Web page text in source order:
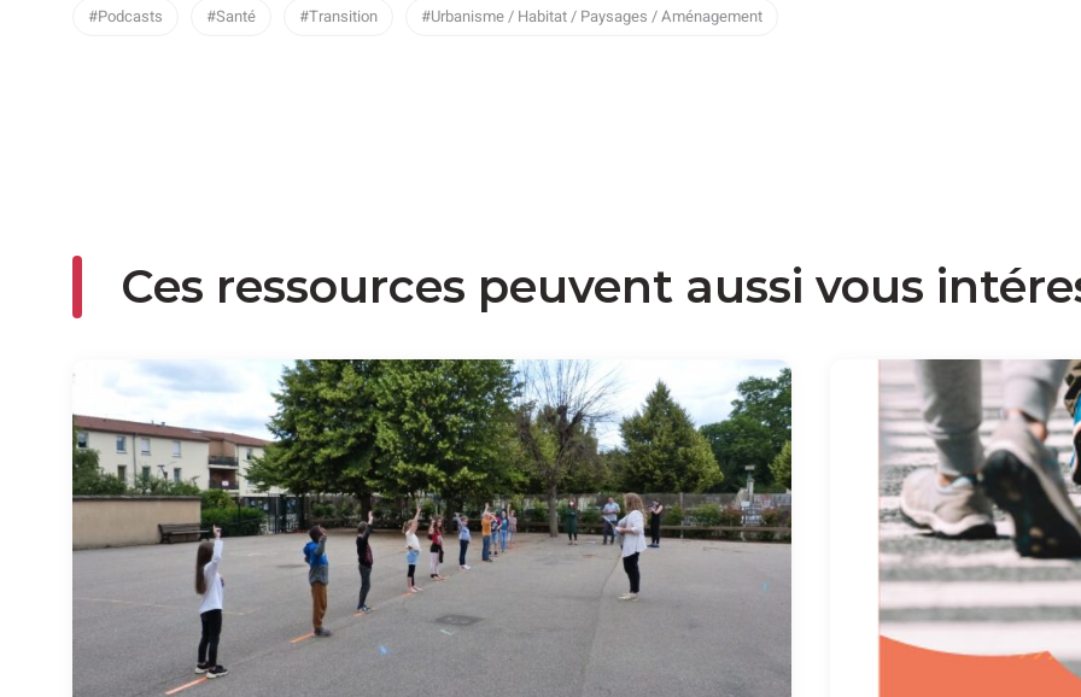
Podcasts
Santé Transition Urbanisme / Habitat / Paysages / Aménagement
Ces ressources peuvent aussi vous